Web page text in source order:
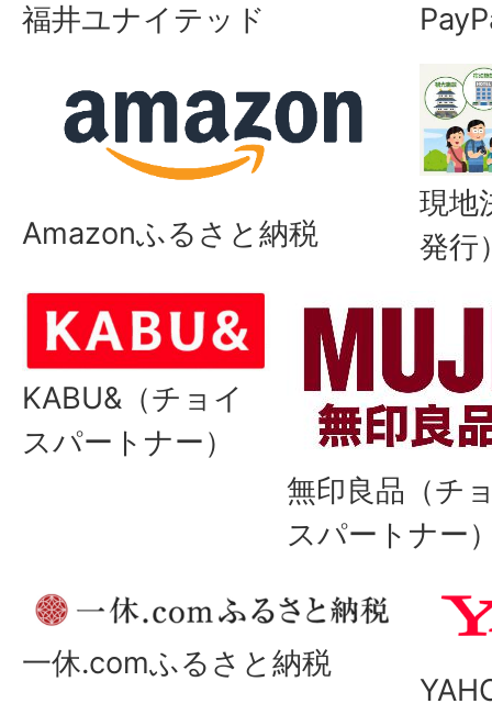
福井ユナイテッド
Amazonふるさと納税
現地
発行
KABU&（チョイ
スパートナー）
無印良品（チ
スパートナー
一休.comふるさと納税